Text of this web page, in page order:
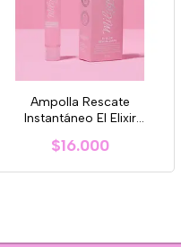
Ampolla Rescate
Instantáneo El Elixir
$16.000